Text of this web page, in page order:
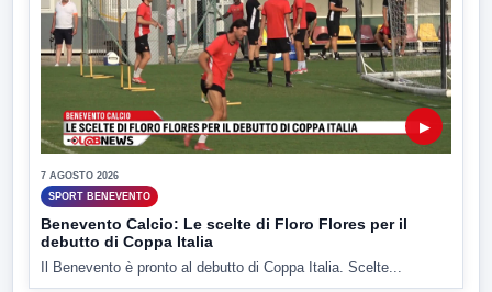
▶
7 AGOSTO 2026
SPORT BENEVENTO
Benevento Calcio: Le scelte di Floro Flores per il
debutto di Coppa Italia
Il Benevento è pronto al debutto di Coppa Italia. Scelte...